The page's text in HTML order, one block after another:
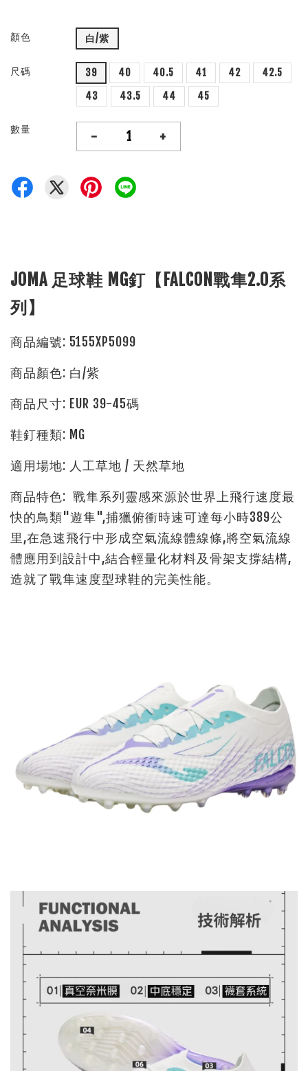
顏色 白/紫
尺碼 39 40 40.5 41 42
42.5
43
43.5 44 45
數量 - +
JOMA 足球鞋 MG釘【FALCON戰隼2.0系
列】
商品編號: 5155XP5099
商品顏色: 白/紫
商品尺寸: EUR 39-45碼
鞋釘種類: MG
適用場地: 人工草地 / 天然草地
商品特色: 戰隼系列靈感來源於世界上飛行速度最
快的鳥類"遊隼",捕獵俯衝時速可達每小時389公
里,在急速飛行中形成空氣流線體線條,將空氣流線
體應用到設計中,結合輕量化材料及骨架支撐結構,
造就了戰隼速度型球鞋的完美性能。